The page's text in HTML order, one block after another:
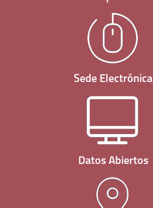
Sede Electrónica
Datos Abiertos